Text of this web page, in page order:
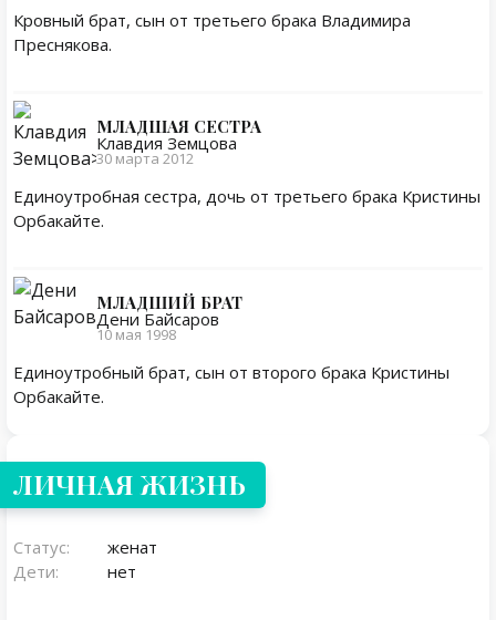
Кровный брат, сын от третьего брака Владимира
Преснякова.
МЛАДШАЯ СЕСТРА
Клавдия Земцова
30 марта 2012
Единоутробная сестра, дочь от третьего брака Кристины
Орбакайте.
МЛАДШИЙ БРАТ
Дени Байсаров
10 мая 1998
Единоутробный брат, сын от второго брака Кристины
Орбакайте.
Личная жизнь
ЛИЧНАЯ ЖИЗНЬ
Статус:
женат
Дети:
нет